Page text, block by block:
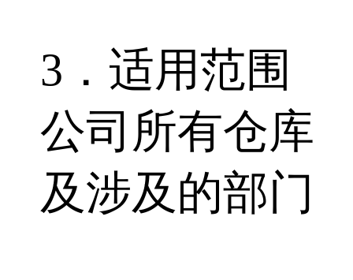
3．适用范围
公司所有仓库
及涉及的部门